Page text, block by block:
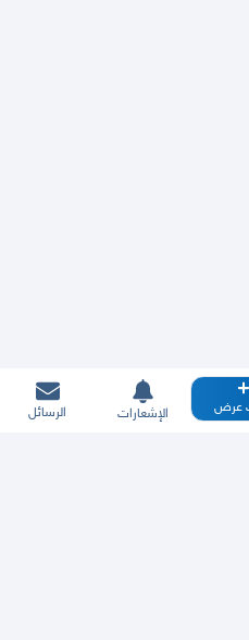
عرض الإشعارات الرسائل